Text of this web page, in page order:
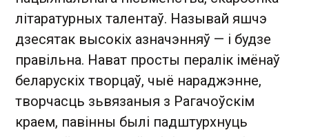
літаратурных талентаў. Называй яшчэ
дзесятак высокіх азначэнняў — і будзе
правільна. Нават просты пералік імёнаў
беларускіх творцаў, чыё нараджэнне,
творчасць зьвязаныя з Рагачоўскім
краем, павінны былі падштурхнуць